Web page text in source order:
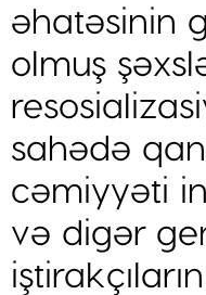
əhatəsinin
olmuş
sahədə
cəmiyyəti
və digər